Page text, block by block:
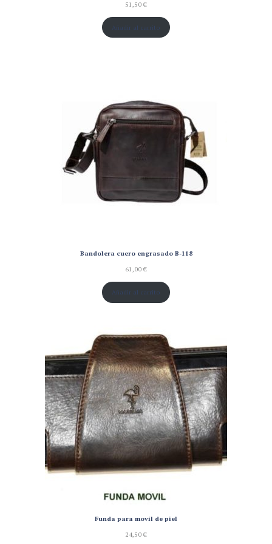
51,50€
Añadir al carrito
Bandolera cuero engrasado B-118
61,00€
Añadir al carrito
Funda para movil de piel
24,50€